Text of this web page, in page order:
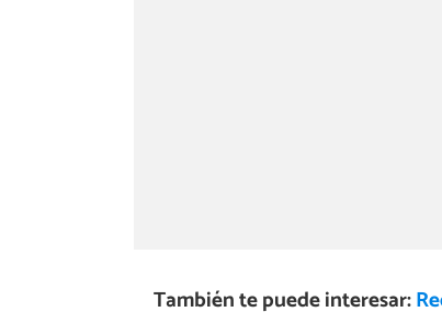
También te puede interesar: